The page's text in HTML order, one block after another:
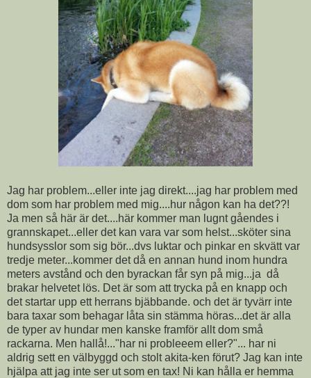
Jag har problem...eller inte jag direkt....jag har problem med
dom som har problem med mig....hur någon kan ha det??!
Ja men så här är det....här kommer man lugnt gåendes i
grannskapet...eller det kan vara var som helst...sköter sina
hundsysslor som sig bör...dvs luktar och pinkar en skvätt var
tredje meter...kommer det då en annan hund inom hundra
meters avstånd och den byrackan får syn på mig...ja då
brakar helvetet lös. Det är som att trycka på en knapp och
det startar upp ett herrans bjäbbande. och det är tyvärr inte
bara taxar som behagar låta sin stämma höras...det är alla
de typer av hundar men kanske framför allt dom små
rackarna. Men hallå!..."har ni probleeem eller?"... har ni
aldrig sett en välbyggd och stolt akita-ken förut? Jag kan inte
hjälpa att jag inte ser ut som en tax! Ni kan hålla er hemma